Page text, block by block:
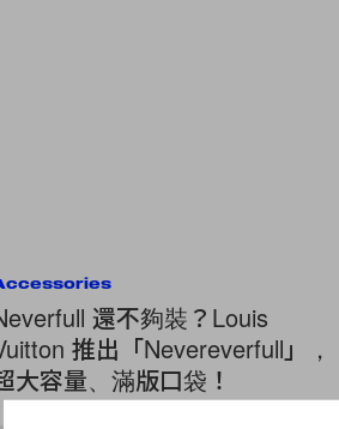
還不夠裝？Louis
推出「Nevereverfull」，
大容量、滿版口袋！